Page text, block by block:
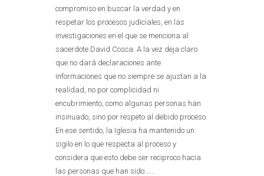
compromiso en buscar la verdad y en
respetar los procesos judiciales, en las
investigaciones en el que se menciona al
sacerdote David Cosca. A la vez deja claro
que no dará declaraciones ante
informaciones que no siempre se ajustan a la
realidad, no por complicidad ni
encubrimiento, como algunas personas han
insinuado, sino por respeto al debido proceso.
En ese sentido, la Iglesia ha mantenido un
sigilo en lo que respecta al proceso y
considera que esto debe ser reciproco hacia
las personas que han sido......